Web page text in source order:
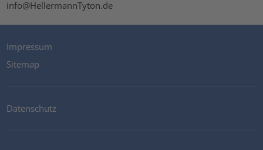
info@HellermannTyton.de
Impressum
Sitemap
Datenschutz